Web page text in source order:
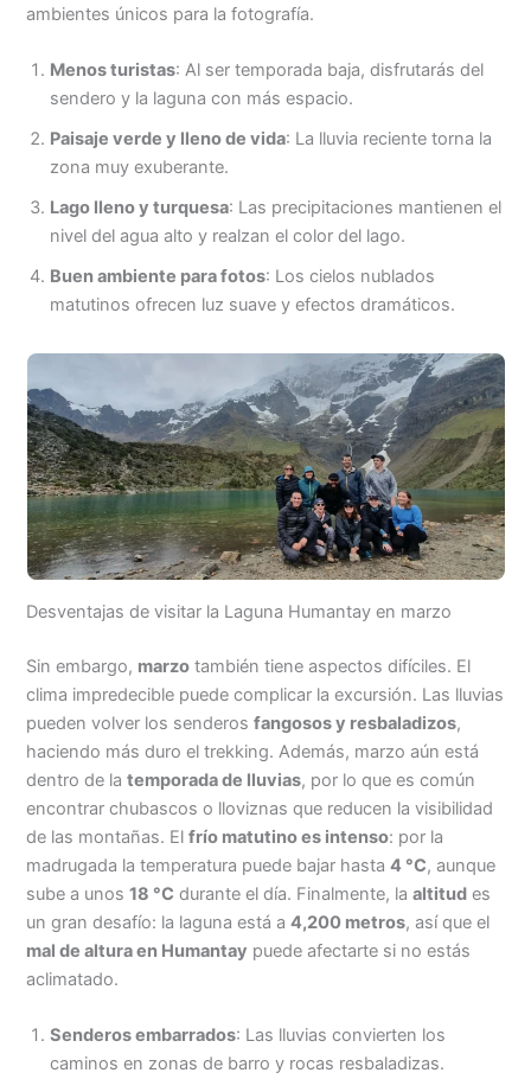
ambientes únicos para la fotografía.
Menos turistas: Al ser temporada baja, disfrutarás del
sendero y la laguna con más espacio.
Paisaje verde y lleno de vida: La lluvia reciente torna la
zona muy exuberante.
Lago lleno y turquesa: Las precipitaciones mantienen el
nivel del agua alto y realzan el color del lago.
Buen ambiente para fotos: Los cielos nublados
matutinos ofrecen luz suave y efectos dramáticos.
Desventajas de visitar la Laguna Humantay en marzo
Sin embargo, marzo también tiene aspectos difíciles. El
clima impredecible puede complicar la excursión. Las lluvias
pueden volver los senderosfangosos y resbaladizos,
haciendo más duro el trekking. Además, marzo aún está
dentro de latemporada de lluvias, por lo que es común
encontrar chubascos o lloviznas que reducen la visibilidad
de las montañas. Elfrío matutino es intenso: por la
madrugada la temperatura puede bajar hasta4 °C, aunque
sube a unos18 °C durante el día. Finalmente, laaltitud es
un gran desafío: la laguna está a4,200 metros, así que el
mal de altura en Humantay puede afectarte si no estás
aclimatado.
Senderos embarrados: Las lluvias convierten los
caminos en zonas de barro y rocas resbaladizas.